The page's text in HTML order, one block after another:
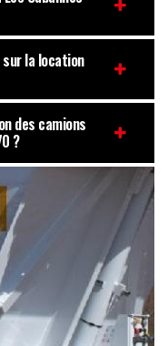
la location
des camions
?